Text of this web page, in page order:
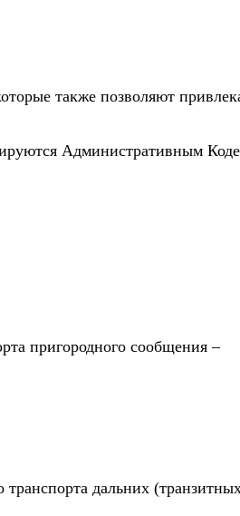
также позволяют
Административным
пригородного сообщения –
транспорта дальних